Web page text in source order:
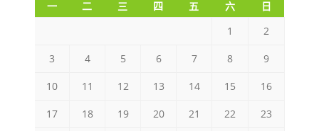
一 二 三 四 五 六
日
1
2
3 4 5 6 7 8 9
10 11 12 13 14 15 16
17 18 19 20 21 22 23